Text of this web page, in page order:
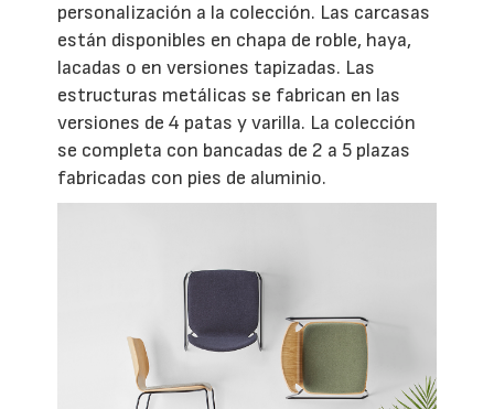
personalización a la colección. Las carcasas
están disponibles en chapa de roble, haya,
lacadas o en versiones tapizadas. Las
estructuras metálicas se fabrican en las
versiones de 4 patas y varilla. La colección
se completa con bancadas de 2 a 5 plazas
fabricadas con pies de aluminio.